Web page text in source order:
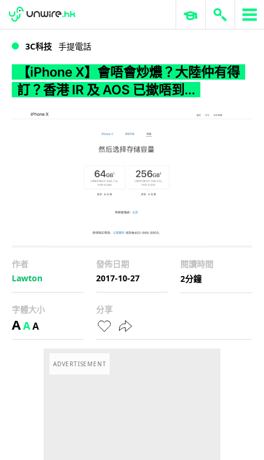
WWDC 2026 ERP 與商業 AI
3C科技 手提電話
【iPhone X】會唔會炒燶？大陸仲有得
訂？香港 IR 及 AOS 已撳唔到...
作者
Lawton
發佈日期
2017-10-27
閱讀時間
2分鐘
字體大小
AAA
分享
ADVERTISEMENT